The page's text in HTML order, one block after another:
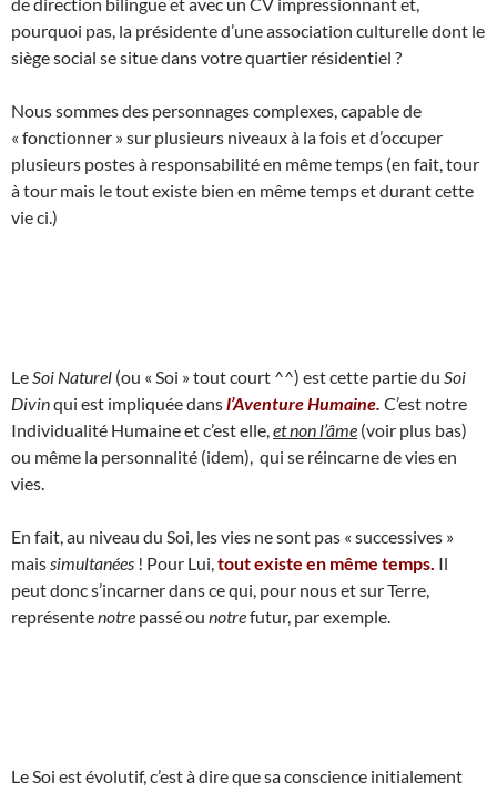
pourquoi pas, la présidente d’une association culturelle dont le
siège social se situe dans votre quartier résidentiel ?
Nous sommes des personnages complexes, capable de
« fonctionner » sur plusieurs niveaux à la fois et d’occuper
plusieurs postes à responsabilité en même temps (en fait, tour
à tour mais le tout existe bien en même temps et durant cette
vie ci.)
Le Soi Naturel (ou « Soi » tout court ^^) est cette partie du Soi
Divinqui est impliquée dansl’Aventure Humaine. C’est notre
Individualité Humaine et c’est elle, et non l’âme (voir plus bas)
ou même la personnalité (idem), qui se réincarne de vies en
vies.
En fait, au niveau du Soi, les vies ne sont pas « successives »
mais simultanées ! Pour Lui, tout existe en même temps. Il
peut donc s’incarner dans ce qui, pour nous et sur Terre,
représentenotre passé ou notrefutur, par exemple.
Le Soi est évolutif, c’est à dire que sa conscience initialement